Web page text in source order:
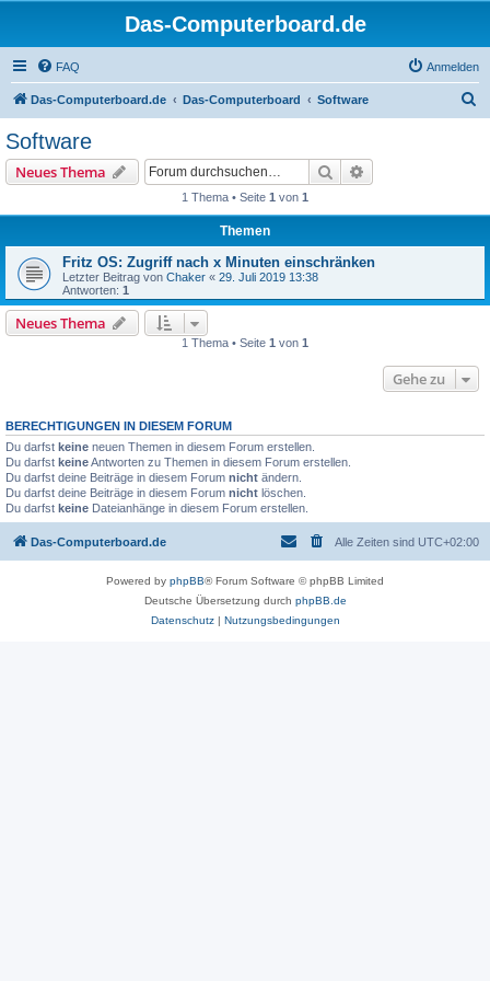
Das-Computerboard.de
FAQ Anmelden
Das-Computerboard.de Das-Computerboard Software
Software
Neues Thema Suche
1 Thema • Seite 1 von 1
Themen
Fritz OS: Zugriff nach x Minuten einschränken
Letzter Beitrag von Chaker « 29. Juli 2019 13:38
Antworten: 1
Neues Thema
1 Thema • Seite 1 von 1
Gehe zu
BERECHTIGUNGEN IN DIESEM FORUM
Du darfst keine neuen Themen in diesem Forum erstellen.
Du darfst keineAntworten zu Themen in diesem Forum erstellen.
Du darfst deine Beiträge in diesem Forum nicht ändern.
Du darfst deine Beiträge in diesem Forum nicht löschen.
Du darfst keine Dateianhänge in diesem Forum erstellen.
Das-Computerboard.de Alle Zeiten sind UTC+02:00
Powered by phpBB® Forum Software © phpBB Limited
Deutsche Übersetzung durch phpBB.de
Datenschutz| Nutzungsbedingungen